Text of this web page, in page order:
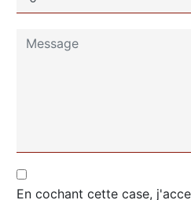
En cochant cette case,